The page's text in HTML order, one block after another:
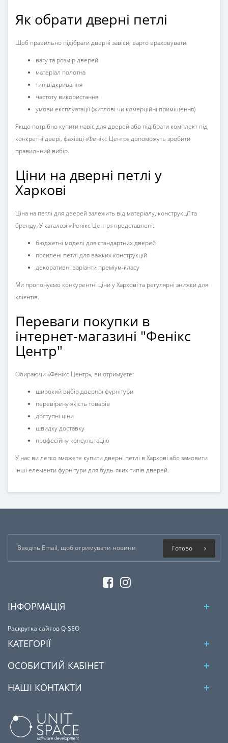
Як обрати дверні петлі
Щоб правильно підібратидверні завіси, варто враховувати:
вагу та розмір дверей
матеріал полотна
тип відкривання
частоту використання
умови експлуатації (житлові чи комерційні приміщення)
Якщо потрібно купити навіс для дверейабо підібрати комплект під
конкретні двері, фахівці «Фенікс Центр» допоможуть зробити
правильний вибір.
Ціни на дверні петлі у
Харкові
Ціна на петлі для дверейзалежить від матеріалу, конструкції та
бренду. У каталозі «Фенікс Центр» представлені:
бюджетні моделі для стандартних дверей
посилені петлі для важких конструкцій
декоративні варіанти преміум-класу
Ми пропонуємо конкурентні ціни у Харкові та регулярні знижки для
клієнтів.
Переваги покупки в
інтернет-магазині "Фенікс
Центр"
Обираючи«Фенікс Центр», ви отримуєте:
широкий вибір дверної фурнітури
перевірену якість товарів
доступні ціни
швидку доставку
професійну консультацію
У нас ви легко зможете купитидверні петлі в Харкові або замовити
інші елементи фурнітури для будь-яких типів дверей.
Готово
ІНФОРМАЦІЯ
Раскрутка сайтов Q-SEO
КАТЕГОРІЇ
ОСОБИСТИЙ КАБІНЕТ
НАШІ КОНТАКТИ